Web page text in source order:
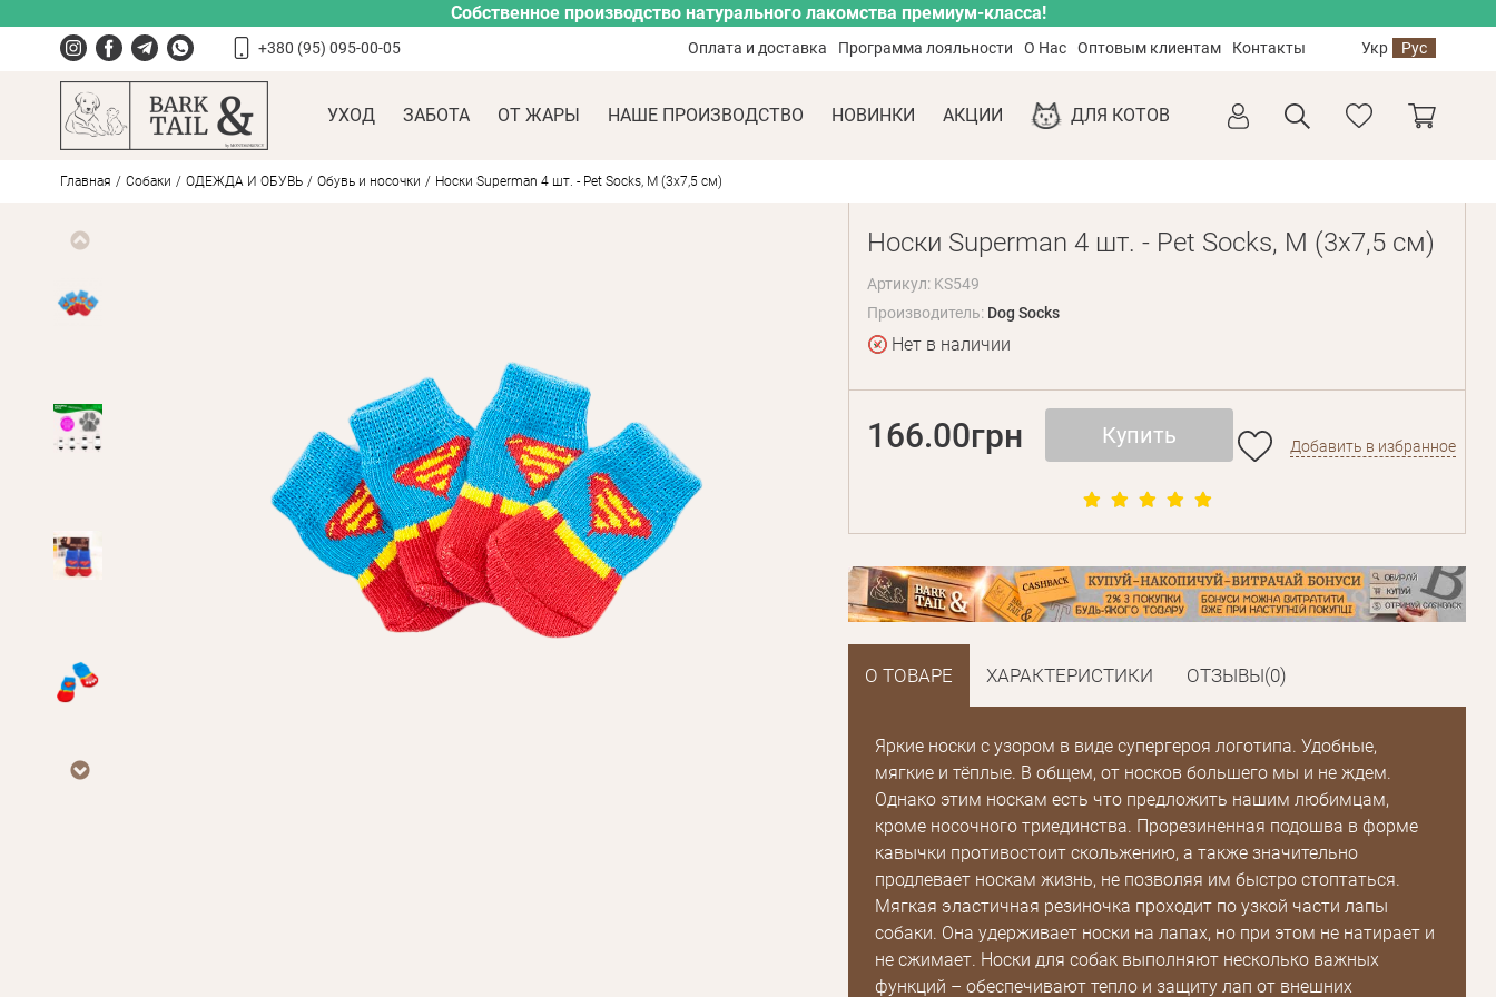
Собственное производство натурального лакомства премиум-класса!
+380 (95) 095-00-05 Оплата и доставка Программа лояльности О Нас Оптовым клиентам Контакты Укр Рус
УХОД ЗАБОТА ОТ ЖАРЫ НАШЕ ПРОИЗВОДСТВО НОВИНКИ АКЦИИ ДЛЯ КОТОВ
Главная Собаки ОДЕЖДА И ОБУВЬ Обувь и носочки Носки Superman 4 шт. - Pet Socks, М (3х7,5 см)
Носки Superman 4 шт. - Pet Socks, М (3х7,5 см)
Артикул: KS549
Производитель: Dog Socks
Нет в наличии
166.00грн Купить Добавить в избранное
О ТОВАРЕ ХАРАКТЕРИСТИКИ ОТЗЫВЫ(0)
Яркие носки с узором в виде супергероя логотипа. Удобные,
мягкие и тёплые. В общем, от носков большего мы и не ждем.
Однако этим носкам есть что предложить нашим любимцам,
кроме носочного триединства. Прорезиненная подошва в форме
кавычки противостоит скольжению, а также значительно
продлевает носкам жизнь, не позволяя им быстро стоптаться.
Мягкая эластичная резиночка проходит по узкой части лапы
собаки. Она удерживает носки на лапах, но при этом не натирает и
не сжимает. Носки для собак выполняют несколько важных
функций – обеспечивают тепло и защиту лап от внешних